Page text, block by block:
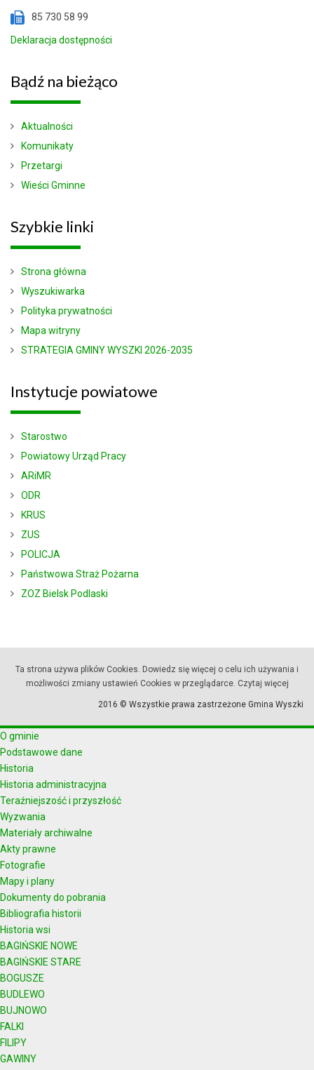
85 730 58 99
Deklaracja dostępności
Bądź na bieżąco
Aktualności
Komunikaty
Przetargi
Wieści Gminne
Szybkie linki
Strona główna
Wyszukiwarka
Polityka prywatności
Mapa witryny
STRATEGIA GMINY WYSZKI 2026-2035
Instytucje powiatowe
Starostwo
Powiatowy Urząd Pracy
ARiMR
ODR
KRUS
ZUS
POLICJA
Państwowa Straż Pożarna
ZOZ Bielsk Podlaski
Ta strona używa plików Cookies. Dowiedz się więcej o celu ich używania i
możliwości zmiany ustawień Cookies w przeglądarce. Czytaj więcej
2016 © Wszystkie prawa zastrzeżone Gmina Wyszki
O gminie
Podstawowe dane
Historia
Historia administracyjna
Teraźniejszość i przyszłość
Wyzwania
Materiały archiwalne
Akty prawne
Fotografie
Mapy i plany
Dokumenty do pobrania
Bibliografia historii
Historia wsi
BAGIŃSKIE NOWE
BAGIŃSKIE STARE
BOGUSZE
BUDLEWO
BUJNOWO
FALKI
FILIPY
GAWINY